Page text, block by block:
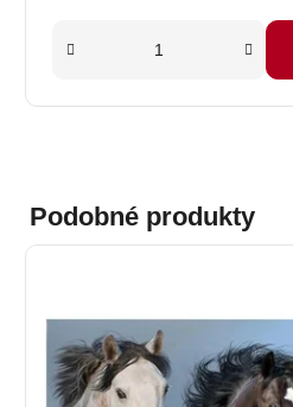
Podobné produkty